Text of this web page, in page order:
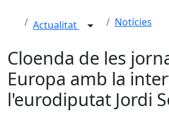
Actualitat Notícies
Cloenda de les
Europa amb la
l'eurodiputat Jordi